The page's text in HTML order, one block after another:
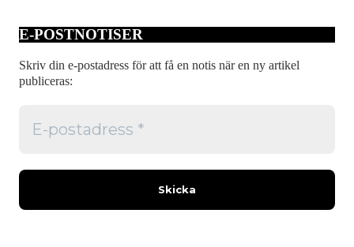
E-POSTNOTISER
Skriv din e-postadress för att få en notis när en ny artikel
publiceras: